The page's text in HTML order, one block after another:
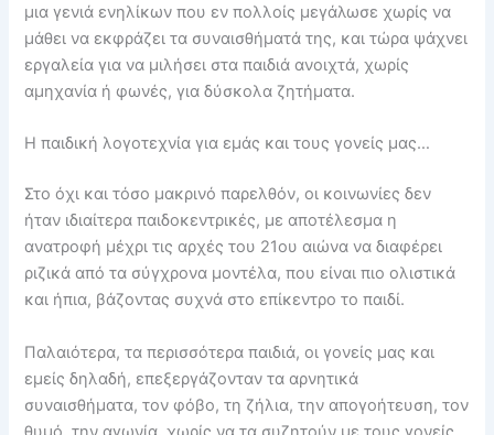
μια γενιά ενηλίκων που εν πολλοίς μεγάλωσε χωρίς να
μάθει να εκφράζει τα συναισθήματά της, και τώρα ψάχνει
εργαλεία για να μιλήσει στα παιδιά ανοιχτά, χωρίς
αμηχανία ή φωνές, για δύσκολα ζητήματα.
Η παιδική λογοτεχνία για εμάς και τους γονείς μας…
Στο όχι και τόσο μακρινό παρελθόν, οι κοινωνίες δεν
ήταν ιδιαίτερα παιδοκεντρικές, με αποτέλεσμα η
ανατροφή μέχρι τις αρχές του 21ου αιώνα να διαφέρει
ριζικά από τα σύγχρονα μοντέλα, που είναι πιο ολιστικά
και ήπια, βάζοντας συχνά στο επίκεντρο το παιδί.
Παλαιότερα, τα περισσότερα παιδιά, οι γονείς μας και
εμείς δηλαδή, επεξεργάζονταν τα αρνητικά
συναισθήματα, τον φόβο, τη ζήλια, την απογοήτευση, τον